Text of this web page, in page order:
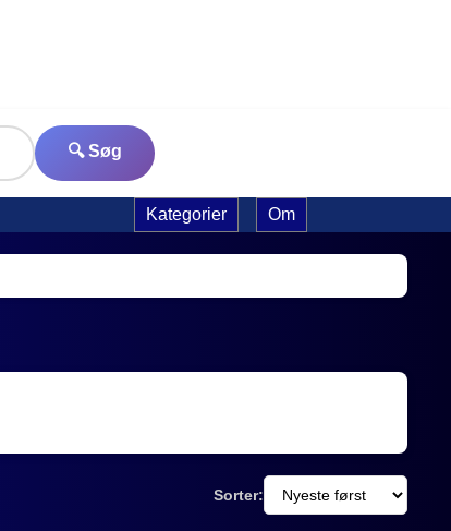
🔍 Søg
Kategorier Om
Sorter: